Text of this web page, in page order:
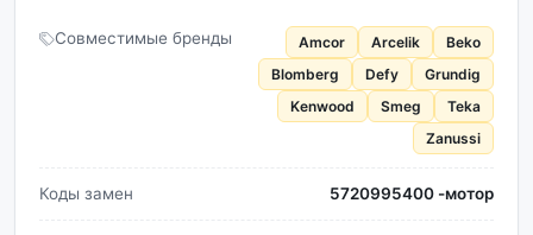
Совместимые бренды Amcor Arcelik
Beko
Blomberg
Defy
Grundig
Kenwood
Smeg
Teka
Zanussi
Коды замен 5720995400 -мотор